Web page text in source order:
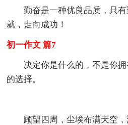
勤奋是一种优良品质，只有
就，走向成功！
初一作文 篇7
决定你是什么的，不是你拥
的选择。
顾望四周，尘埃布满天空，